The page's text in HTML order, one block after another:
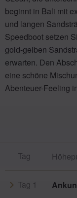
beginnt in Bali mit
und langen
Speedboot setzen
gold-gelben
erwarten. Den
eine schöne
Abenteuer-Feeling
Tag
Tag 1